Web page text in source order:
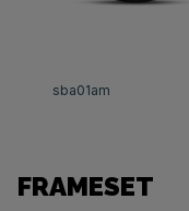
sba01am
FRAMESET